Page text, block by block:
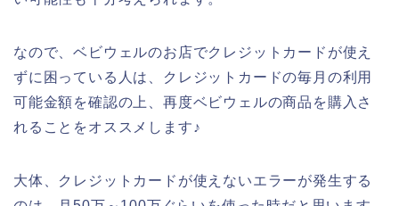
なので、ベビウェルのお店でクレジットカードが使え
ずに困っている人は、クレジットカードの毎月の利用
可能金額を確認の上、再度ベビウェルの商品を購入さ
れることをオススメします♪
大体、クレジットカードが使えないエラーが発生する